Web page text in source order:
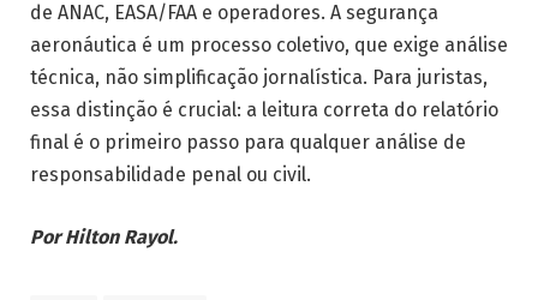
de ANAC, EASA/FAA e operadores. A segurança
aeronáutica é um processo coletivo, que exige análise
técnica, não simplificação jornalística. Para juristas,
essa distinção é crucial: a leitura correta do relatório
final é o primeiro passo para qualquer análise de
responsabilidade penal ou civil.
Por Hilton Rayol.